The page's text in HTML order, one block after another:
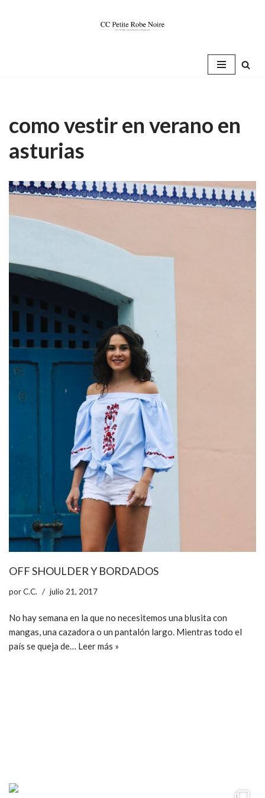
como vestir en verano en
asturias
OFF SHOULDER Y BORDADOS
porC.C. julio 21, 2017
No hay semana en la que no necesitemos una blusita con
mangas, una cazadora o un pantalón largo. Mientras todo el
país se queja de… Leer más »